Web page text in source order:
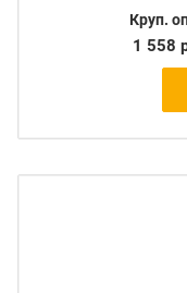
Круп.
1 558